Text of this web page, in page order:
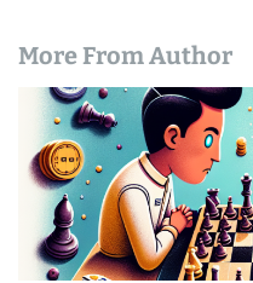
More From Author